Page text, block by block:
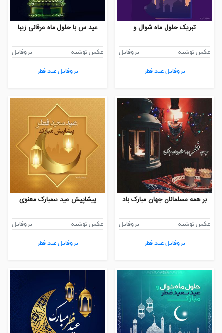
تبریک حلول ماه شوال و
عکس نوشته
پروفایل
پروفایل عید فطر
عید س با حلول ماه عرفانی زیبا
عکس نوشته
پروفایل
پروفایل عید فطر
بر همه مسلمانان جهان مبارک باد
عکس نوشته
پروفایل
پروفایل عید فطر
پیشاپیش عید سمبارک معنوی
عکس نوشته
پروفایل
پروفایل عید فطر